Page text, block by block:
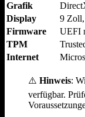
Grafik
Display
9
Firmware
UEFI
TPM
Internet
⚠️ Hinweis:
verfügbar.